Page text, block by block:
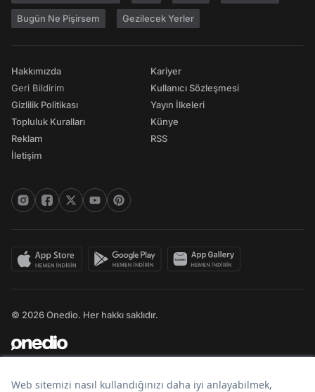
Bugün Ne Pişirsem Gezilecek Yerler
Hakkımızda
Geri Bildirim
Gizlilik Politikası
Topluluk Kuralları
Reklam
İletişim
Kariyer
Kullanıcı Sözleşmesi
Yayın İlkeleri
Künye
RSS
© 2026 Onedio. Her hakkı saklıdır.